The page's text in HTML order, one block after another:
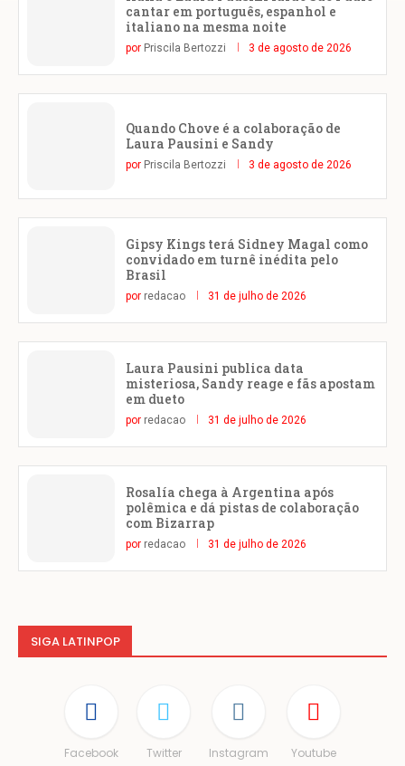
cantar em português, espanhol e
italiano na mesma noite
por Priscila Bertozzi 3 de agosto de 2026
Quando Chove é a colaboração de
Laura Pausini e Sandy
por Priscila Bertozzi 3 de agosto de 2026
Gipsy Kings terá Sidney Magal como
convidado em turnê inédita pelo
Brasil
por redacao 31 de julho de 2026
Laura Pausini publica data
misteriosa, Sandy reage e fãs apostam
em dueto
por redacao 31 de julho de 2026
Rosalía chega à Argentina após
polêmica e dá pistas de colaboração
com Bizarrap
por redacao 31 de julho de 2026
SIGA LATINPOP
Facebook Twitter Instagram Youtube